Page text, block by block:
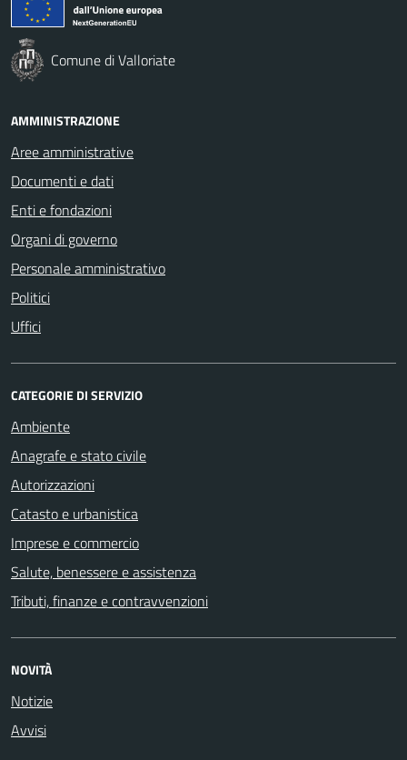
Comune di Valloriate
AMMINISTRAZIONE
Aree amministrative
Documenti e dati
Enti e fondazioni
Organi di governo
Personale amministrativo
Politici
Uffici
CATEGORIE DI SERVIZIO
Ambiente
Anagrafe e stato civile
Autorizzazioni
Catasto e urbanistica
Imprese e commercio
Salute, benessere e assistenza
Tributi, finanze e contravvenzioni
NOVITÀ
Notizie
Avvisi